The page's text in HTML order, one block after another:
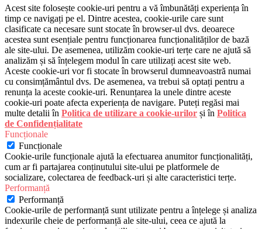
Acest site folosește cookie-uri pentru a vă îmbunătăți experiența în
timp ce navigați pe el. Dintre acestea, cookie-urile care sunt
clasificate ca necesare sunt stocate în browser-ul dvs. deoarece
acestea sunt esențiale pentru funcționarea funcționalităților de bază
ale site-ului. De asemenea, utilizăm cookie-uri terțe care ne ajută să
analizăm și să înțelegem modul în care utilizați acest site web.
Aceste cookie-uri vor fi stocate în browserul dumneavoastră numai
cu consimțământul dvs. De asemenea, va trebui să optați pentru a
renunța la aceste cookie-uri. Renunțarea la unele dintre aceste
cookie-uri poate afecta experiența de navigare. Puteți regăsi mai
multe detalii în Politica de utilizare a cookie-urilor și în Politica
de Confidențialitate
Funcționale
Funcționale
Cookie-urile funcționale ajută la efectuarea anumitor funcționalități,
cum ar fi partajarea conținutului site-ului pe platformele de
socializare, colectarea de feedback-uri și alte caracteristici terțe.
Performanță
Performanță
Cookie-urile de performanță sunt utilizate pentru a înțelege și analiza
indexurile cheie de performanță ale site-ului, ceea ce ajută la